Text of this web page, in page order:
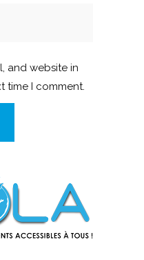
and website in
time I comment.